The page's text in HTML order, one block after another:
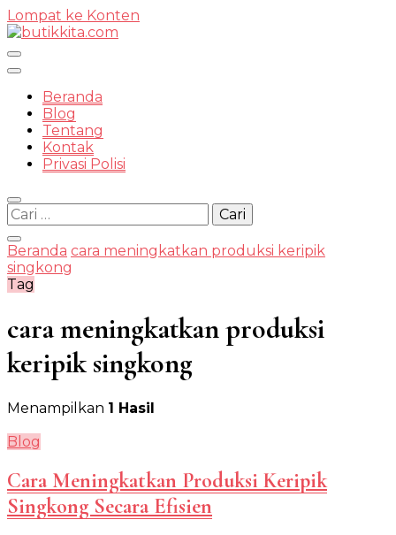
Lompat ke Konten
Beranda
Blog
Tentang
Kontak
Privasi Polisi
Cari
untuk:
Beranda cara meningkatkan produksi keripik
singkong
Tag
cara meningkatkan produksi
keripik singkong
Menampilkan 1 Hasil
Blog
Cara Meningkatkan Produksi Keripik
Singkong Secara Efisien